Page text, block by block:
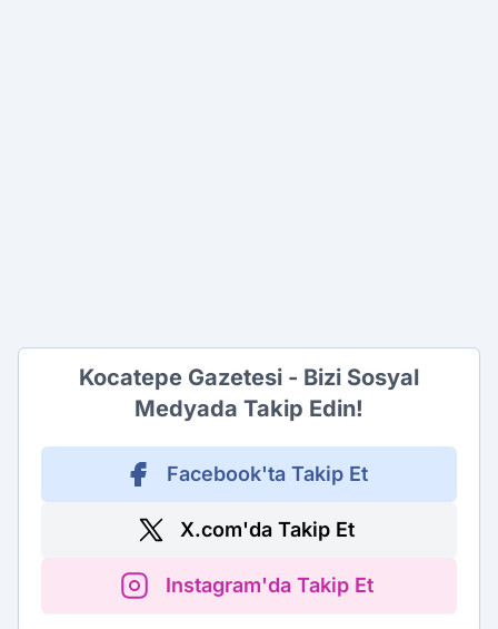
Kocatepe Gazetesi - Bizi Sosyal
Medyada Takip Edin!
Facebook'ta Takip Et
X.com'da Takip Et
Instagram'da Takip Et